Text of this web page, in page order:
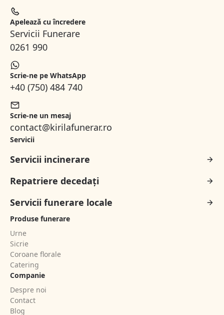
Apelează cu încredere
Servicii Funerare
0261 990
Scrie-ne pe WhatsApp
+40 (750) 484 740
Scrie-ne un mesaj
contact@kirilafunerar.ro
Servicii
Servicii incinerare
Repatriere decedați
Servicii funerare locale
Produse funerare
Urne
Sicrie
Coroane florale
Catering
Companie
Despre noi
Contact
Blog